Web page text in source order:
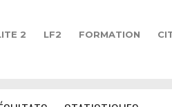
2 LF2 FORMATION